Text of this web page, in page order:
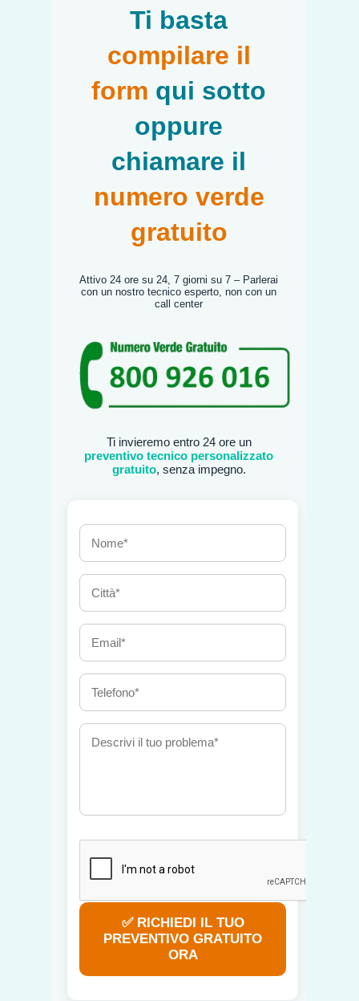
Ti basta
compilare il
form qui sotto
oppure
chiamare il
numero verde
gratuito
Attivo 24 ore su 24, 7 giorni su 7 – Parlerai
con un nostro tecnico esperto, non con un
call center
Ti invieremo entro 24 ore un
preventivo tecnico personalizzato
gratuito, senza impegno.
✅ RICHIEDI IL TUO
PREVENTIVO GRATUITO
ORA